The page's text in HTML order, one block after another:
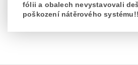
fólii a obalech nevystavovali
poškození nátěrového systému!!